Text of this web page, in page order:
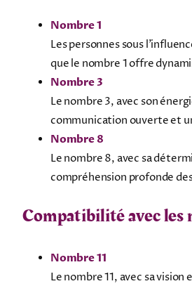
Nombre 1
Les personnes sous
que le nombre 1 offre
Nombre 3
Le nombre 3, avec son
communication ouverte et
Nombre 8
Le nombre 8, avec sa
compréhension profonde
Compatibilité avec
Nombre 11
Le nombre 11, avec sa